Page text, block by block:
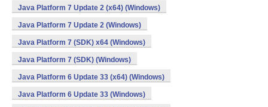
Java Platform 7 Update 2 (x64) (Windows)
Java Platform 7 Update 2 (Windows)
Java Platform 7 (SDK) x64 (Windows)
Java Platform 7 (SDK) (Windows)
Java Platform 6 Update 33 (x64) (Windows)
Java Platform 6 Update 33 (Windows)